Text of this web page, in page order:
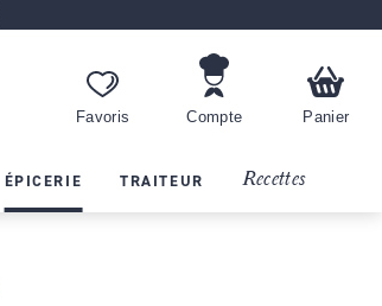
Favoris Compte Panier
ÉPICERIE TRAITEUR Recettes